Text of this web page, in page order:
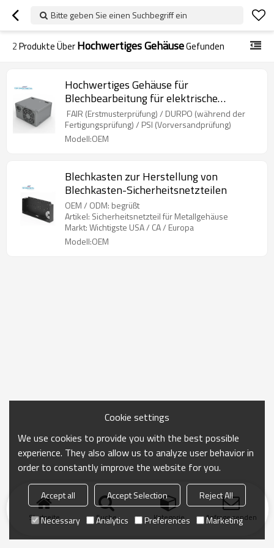
Bitte geben Sie einen Suchbegriff ein
2Produkte ÜberHochwertiges GehäuseGefunden
Hochwertiges Gehäuse für
Blechbearbeitung für elektrische
Stromversorgungskästen
FAIR (Erstmusterprüfung) / DURPO (während der
Fertigungsprüfung) / PSI (Vorversandprüfung)
Modell:OEM
Blechkasten zur Herstellung von
Blechkasten-Sicherheitsnetzteilen
OEM / ODM: begrüßt
Artikel: Sicherheitsnetzteil für Metallgehäuse
Markt: Wichtigste USA / CA / Europa
Modell:OEM
Startseite Suche Kategorie Anfrage senden
Cookie settings
We use cookies to provide you with the best possible
experience. They also allow us to analyze user behavior in
order to constantly improve the website for you.
Accept all Accept Selection
Reject All
Necessary
Analytics Preferences Marketing